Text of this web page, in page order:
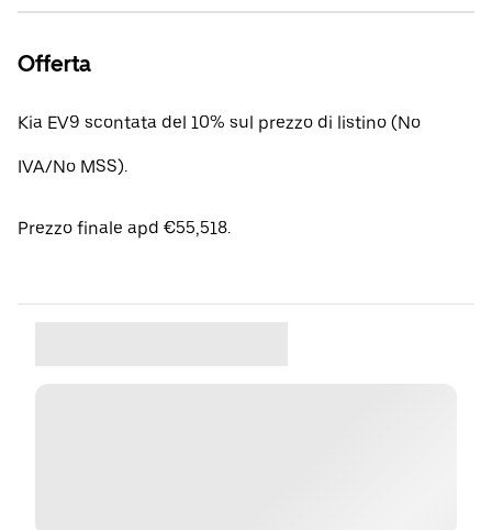
Offerta
Kia EV9 scontata del 10% sul prezzo di listino (No
IVA/No MSS).
Prezzo finale apd €55,518.